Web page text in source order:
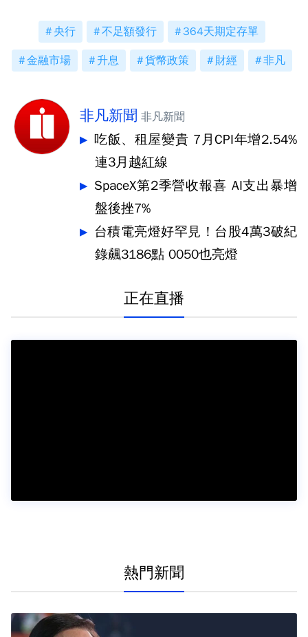
央行 不足額發行 364天期定存單
金融市場 升息 貨幣政策 財經 非凡
非凡新聞 非凡新聞
吃飯、租屋變貴 7月CPI年增2.54%
連3月越紅線
SpaceX第2季營收報喜 AI支出暴增
盤後挫7%
台積電亮燈好罕見！台股4萬3破紀
錄飆3186點 0050也亮燈
正在直播
熱門新聞